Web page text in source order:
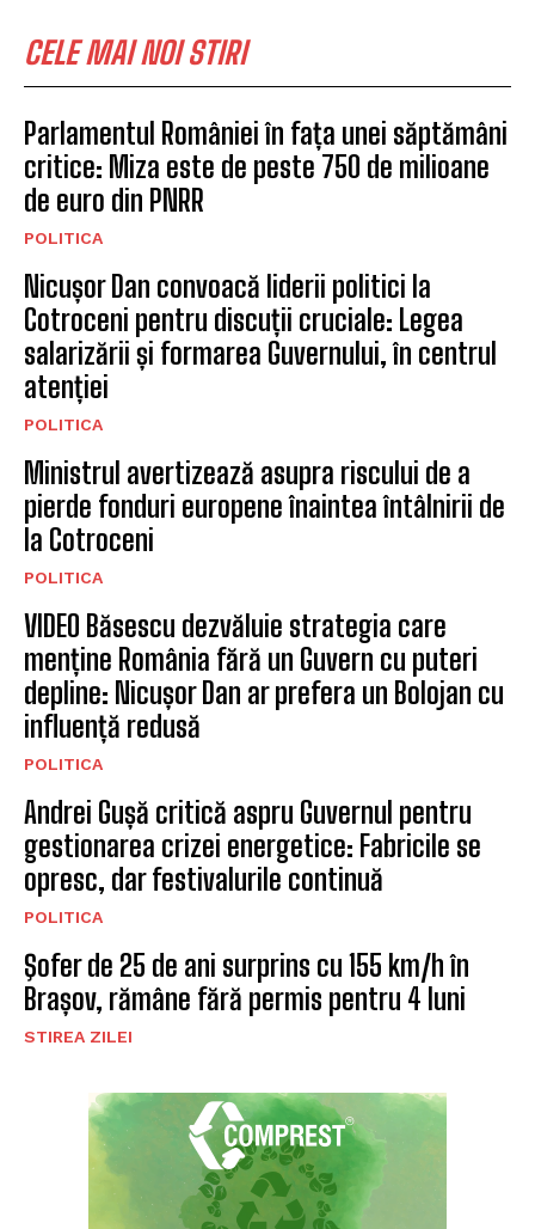
CELE MAI NOI STIRI
Parlamentul României în fața unei săptămâni
critice: Miza este de peste 750 de milioane
de euro din PNRR
POLITICA
Nicușor Dan convoacă liderii politici la
Cotroceni pentru discuții cruciale: Legea
salarizării și formarea Guvernului, în centrul
atenției
POLITICA
Ministrul avertizează asupra riscului de a
pierde fonduri europene înaintea întâlnirii de
la Cotroceni
POLITICA
VIDEO Băsescu dezvăluie strategia care
menține România fără un Guvern cu puteri
depline: Nicușor Dan ar prefera un Bolojan cu
influență redusă
POLITICA
Andrei Gușă critică aspru Guvernul pentru
gestionarea crizei energetice: Fabricile se
opresc, dar festivalurile continuă
POLITICA
Şofer de 25 de ani surprins cu 155 km/h în
Brașov, rămâne fără permis pentru 4 luni
STIREA ZILEI